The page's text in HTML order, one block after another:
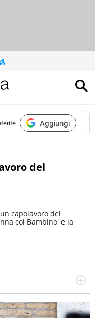
Aggiungi
del
capolavoro del
col Bambino' e la
dieci anni si occupa di
di sport, attualità,